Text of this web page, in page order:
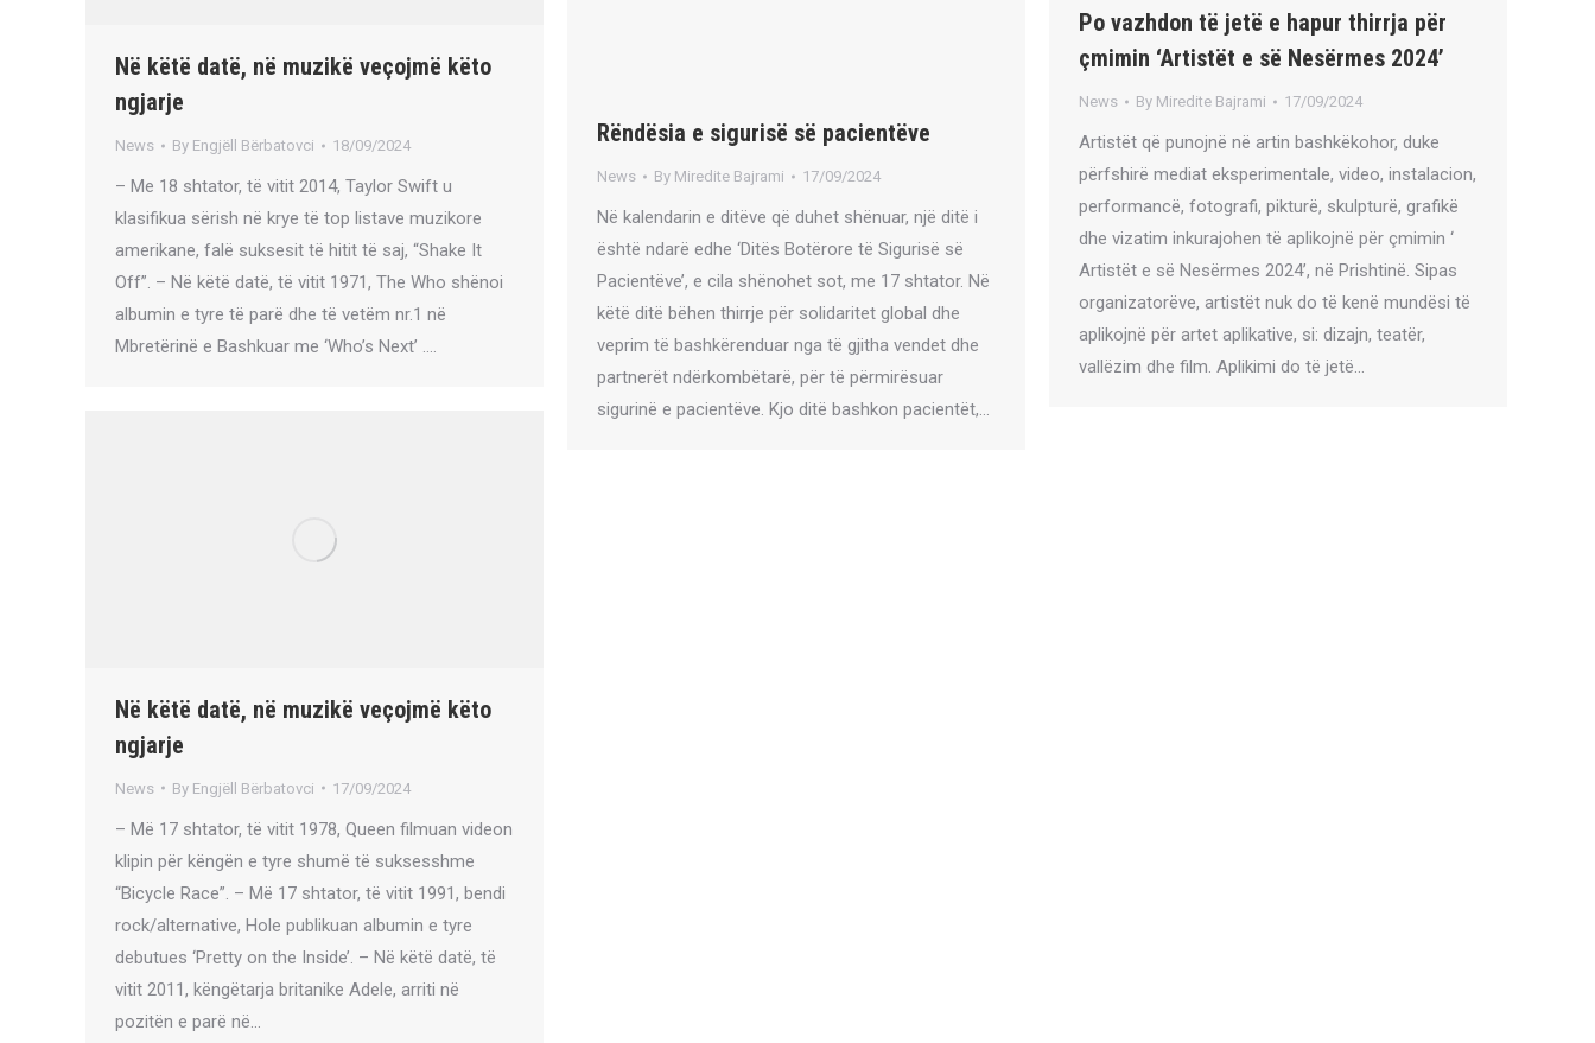
Në këtë datë, në muzikë veçojmë këto
ngjarje
News By Engjëll Bërbatovci 18/09/2024
– Me 18 shtator, të vitit 2014, Taylor Swift u
klasifikua sërish në krye të top listave muzikore
amerikane, falë suksesit të hitit të saj, “Shake It
Off”. – Në këtë datë, të vitit 1971, The Who shënoi
albumin e tyre të parë dhe të vetëm nr.1 në
Mbretërinë e Bashkuar me ‘Who’s Next’ .…
Po vazhdon të jetë e hapur thirrja për
çmimin ‘Artistët e së Nesërmes 2024’
News By Miredite Bajrami 17/09/2024
Artistët që punojnë në artin bashkëkohor, duke
përfshirë mediat eksperimentale, video, instalacion,
performancë, fotografi, pikturë, skulpturë, grafikë
dhe vizatim inkurajohen të aplikojnë për çmimin ‘
Artistët e së Nesërmes 2024’, në Prishtinë. Sipas
organizatorëve, artistët nuk do të kenë mundësi të
aplikojnë për artet aplikative, si: dizajn, teatër,
vallëzim dhe film. Aplikimi do të jetë…
Rëndësia e sigurisë së pacientëve
News By Miredite Bajrami 17/09/2024
Në kalendarin e ditëve që duhet shënuar, një ditë i
është ndarë edhe ‘Ditës Botërore të Sigurisë së
Pacientëve’, e cila shënohet sot, me 17 shtator. Në
këtë ditë bëhen thirrje për solidaritet global dhe
veprim të bashkërenduar nga të gjitha vendet dhe
partnerët ndërkombëtarë, për të përmirësuar
sigurinë e pacientëve. Kjo ditë bashkon pacientët,…
Në këtë datë, në muzikë veçojmë këto
ngjarje
News By Engjëll Bërbatovci 17/09/2024
– Më 17 shtator, të vitit 1978, Queen filmuan videon
klipin për këngën e tyre shumë të suksesshme
“Bicycle Race”. – Më 17 shtator, të vitit 1991, bendi
rock/alternative, Hole publikuan albumin e tyre
debutues ‘Pretty on the Inside’. – Në këtë datë, të
vitit 2011, këngëtarja britanike Adele, arriti në
pozitën e parë në…